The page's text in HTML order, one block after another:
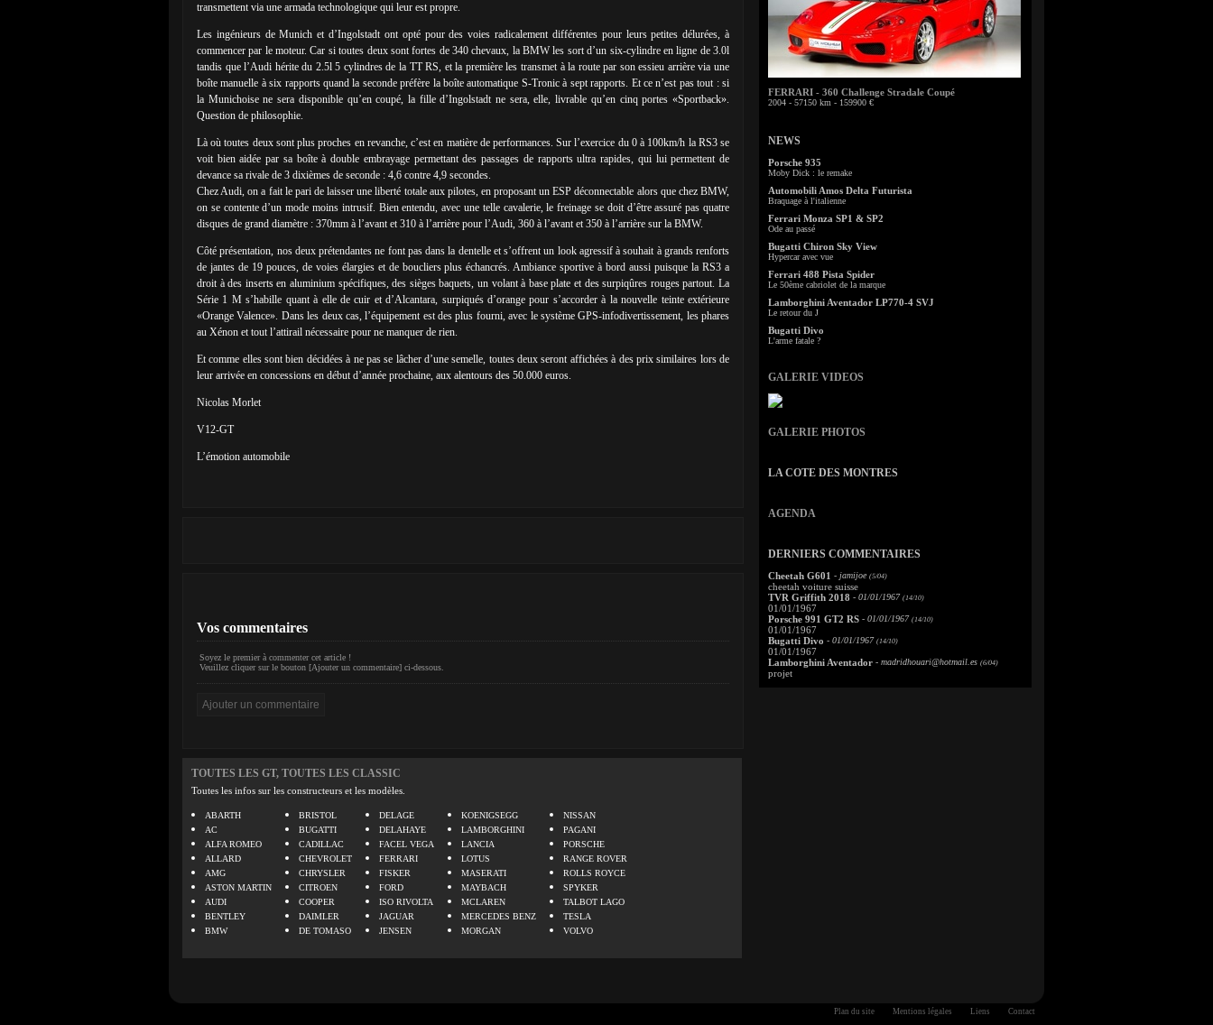
transmettent via une armada technologique qui leur est propre.
Les ingénieurs de Munich et d’Ingolstadt ont opté pour des voies radicalement différentes pour leurs petites délurées, à
commencer par le moteur. Car si toutes deux sont fortes de 340 chevaux, la BMW les sort d’un six-cylindre en ligne de 3.0l
tandis que l’Audi hérite du 2.5l 5 cylindres de la TT RS, et la première les transmet à la route par son essieu arrière via une
boîte manuelle à six rapports quand la seconde préfère la boîte automatique S-Tronic à sept rapports. Et ce n’est pas tout : si
la Munichoise ne sera disponible qu’en coupé, la fille d’Ingolstadt ne sera, elle, livrable qu’en cinq portes «Sportback».
Question de philosophie.
Là où toutes deux sont plus proches en revanche, c’est en matière de performances. Sur l’exercice du 0 à 100km/h la RS3 se
voit bien aidée par sa boîte à double embrayage permettant des passages de rapports ultra rapides, qui lui permettent de
devance sa rivale de 3 dixièmes de seconde : 4,6 contre 4,9 secondes.
Chez Audi, on a fait le pari de laisser une liberté totale aux pilotes, en proposant un ESP déconnectable alors que chez BMW,
on se contente d’un mode moins intrusif. Bien entendu, avec une telle cavalerie, le freinage se doit d’être assuré pas quatre
disques de grand diamètre : 370mm à l’avant et 310 à l’arrière pour l’Audi, 360 à l’avant et 350 à l’arrière sur la BMW.
Côté présentation, nos deux prétendantes ne font pas dans la dentelle et s’offrent un look agressif à souhait à grands renforts
de jantes de 19 pouces, de voies élargies et de boucliers plus échancrés. Ambiance sportive à bord aussi puisque la RS3 a
droit à des inserts en aluminium spécifiques, des sièges baquets, un volant à base plate et des surpiqûres rouges partout. La
Série 1 M s’habille quant à elle de cuir et d’Alcantara, surpiqués d’orange pour s’accorder à la nouvelle teinte extérieure
«Orange Valence». Dans les deux cas, l’équipement est des plus fourni, avec le système GPS-infodivertissement, les phares
au Xénon et tout l’attirail nécessaire pour ne manquer de rien.
Et comme elles sont bien décidées à ne pas se lâcher d’une semelle, toutes deux seront affichées à des prix similaires lors de
leur arrivée en concessions en début d’année prochaine, aux alentours des 50.000 euros.
Nicolas Morlet
V12-GT
L’émotion automobile
Vos commentaires
Soyez le premier à commenter cet article !
Veuillez cliquer sur le bouton [Ajouter un commentaire] ci-dessous.
TOUTES LES GT, TOUTES LES CLASSIC
Toutes les infos sur les constructeurs et les modèles.
ABARTH
AC
ALFA ROMEO
ALLARD
AMG
ASTON MARTIN
AUDI
BENTLEY
BMW
BRISTOL
BUGATTI
CADILLAC
CHEVROLET
CHRYSLER
CITROEN
COOPER
DAIMLER
DE TOMASO
DELAGE
DELAHAYE
FACEL VEGA
FERRARI
FISKER
FORD
ISO RIVOLTA
JAGUAR
JENSEN
KOENIGSEGG
LAMBORGHINI
LANCIA
LOTUS
MASERATI
MAYBACH
MCLAREN
MERCEDES BENZ
MORGAN
NISSAN
PAGANI
PORSCHE
RANGE ROVER
ROLLS ROYCE
SPYKER
TALBOT LAGO
TESLA
VOLVO
FERRARI - 360 Challenge Stradale Coupé
2004 - 57150 km - 159900 €
NEWS
Porsche 935
Moby Dick : le remake
Automobili Amos Delta Futurista
Braquage à l'italienne
Ferrari Monza SP1 & SP2
Ode au passé
Bugatti Chiron Sky View
Hypercar avec vue
Ferrari 488 Pista Spider
Le 50ème cabriolet de la marque
Lamborghini Aventador LP770-4 SVJ
Le retour du J
Bugatti Divo
L'arme fatale ?
GALERIE VIDEOS
GALERIE PHOTOS
LA COTE DES MONTRES
AGENDA
DERNIERS COMMENTAIRES
Cheetah G601 - jamijoe (5/04)
cheetah voiture suisse
TVR Griffith 2018 - 01/01/1967 (14/10)
01/01/1967
Porsche 991 GT2 RS - 01/01/1967 (14/10)
01/01/1967
Bugatti Divo - 01/01/1967 (14/10)
01/01/1967
Lamborghini Aventador - madridhouari@hotmail.es (6/04)
projet
Plan du site Mentions légales Liens Contact